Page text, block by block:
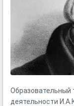
Образовательный
деятельности